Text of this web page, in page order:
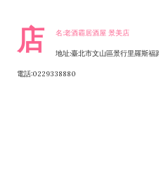
店 名:老酒霸居酒屋 景美店
地址:臺北市文山區景行里羅斯
電話:0229338880